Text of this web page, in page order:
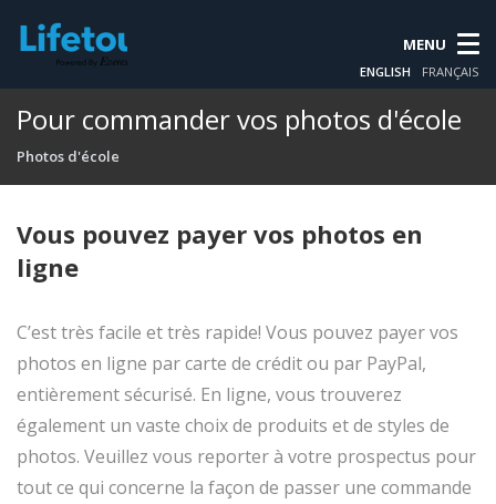
ENGLISH FRANÇAIS
MENU
Pour commander vos photos d'école
Photos d'école
Vous pouvez payer vos photos en
ligne
C’est très facile et très rapide! Vous pouvez payer vos
photos en ligne par carte de crédit ou par PayPal,
entièrement sécurisé. En ligne, vous trouverez
également un vaste choix de produits et de styles de
photos. Veuillez vous reporter à votre prospectus pour
tout ce qui concerne la façon de passer une commande